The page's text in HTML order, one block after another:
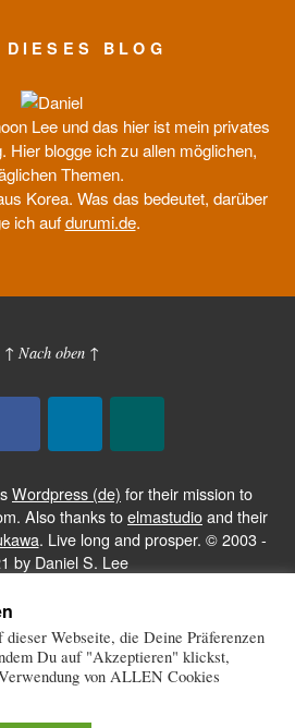
DIESES BLOG
Lee und das hier ist mein privates
Hier blogge ich zu allen möglichen,
Themen.
Korea. Was das bedeutet, darüber
ich aufdurumi.de.
↑ Nach oben ↑
Wordpress (de) for their mission to
Also thanks toelmastudioand their
. Live long and prosper. © 2003 -
by Daniel S. Lee
IMPRESSUM
Webseite, die Deine Präferenzen
Du auf "Akzeptieren" klickst,
von ALLEN Cookies